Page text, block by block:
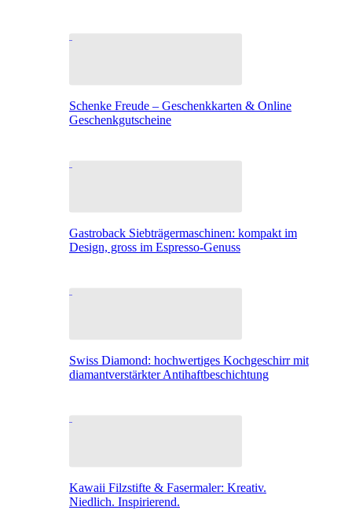
Schenke Freude – Geschenkkarten & Online
Geschenkgutscheine
Gastroback Siebträgermaschinen: kompakt im
Design, gross im Espresso-Genuss
Swiss Diamond: hochwertiges Kochgeschirr mit
diamantverstärkter Antihaftbeschichtung
Kawaii Filzstifte & Fasermaler: Kreativ.
Niedlich. Inspirierend.